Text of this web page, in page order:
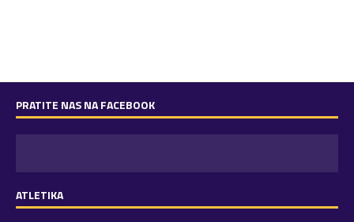
PRATITE NAS NA FACEBOOK
ATLETIKA